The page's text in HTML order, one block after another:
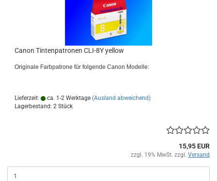
Canon Tintenpatronen CLI-8Y yellow
Originale Farbpatrone für folgende Canon Modelle:
Lieferzeit: ca. 1-2 Werktage (Ausland abweichend)
Lagerbestand: 2 Stück
15,95 EUR
zzgl. 19% MwSt. zzgl. Versand